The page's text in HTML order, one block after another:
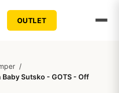
OUTLET
/
Sutsko - GOTS - Off